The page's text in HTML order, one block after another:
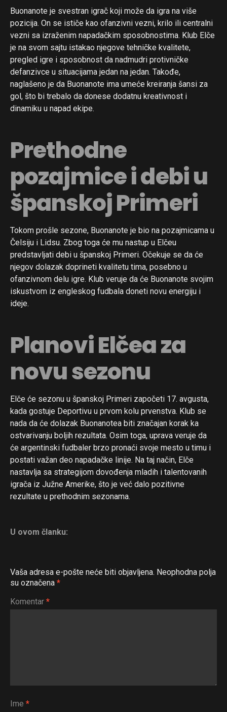
Buonanote je svestran igrač koji može da igra na više
pozicija. On se ističe kao ofanzivni vezni, krilo ili centralni
vezni sa izraženim napadačkim sposobnostima. Klub Elče
je na svom sajtu istakao njegove tehničke kvalitete,
pregled igre i sposobnost da nadmudri protivničke
defanzivce u situacijama jedan na jedan. Takođe,
naglašeno je da Buonanote ima umeće kreiranja šansi za
gol, što bi trebalo da donese dodatnu kreativnost i
dinamiku u napad ekipe.
Prethodne
pozajmice i debi u
španskoj Primeri
Tokom prošle sezone, Buonanote je bio na pozajmicama u
Čelsiju i Lidsu. Zbog toga će mu nastup u Elčeu
predstavljati debi u španskoj Primeri. Očekuje se da će
njegov dolazak doprineti kvalitetu tima, posebno u
ofanzivnom delu igre. Klub veruje da će Buonanote svojim
iskustvom iz engleskog fudbala doneti novu energiju i
ideje.
Planovi Elčea za
novu sezonu
Elče će sezonu u španskoj Primeri započeti 17. avgusta,
kada gostuje Deportivu u prvom kolu prvenstva. Klub se
nada da će dolazak Buonanotea biti značajan korak ka
ostvarivanju boljih rezultata. Osim toga, uprava veruje da
će argentinski fudbaler brzo pronaći svoje mesto u timu i
postati važan deo napadačke linije. Na taj način, Elče
nastavlja sa strategijom dovođenja mladih i talentovanih
igrača iz Južne Amerike, što je već dalo pozitivne
rezultate u prethodnim sezonama.
U ovom članku:
Vaša adresa e-pošte neće biti objavljena. Neophodna polja
su označena *
Komentar *
Ime *